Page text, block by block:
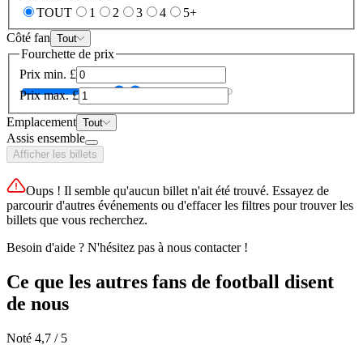
TOUT
1 2 3 4
5+
Côté fan Tout
Fourchette de prix
Prix min. £
Prix max. £
Emplacement Tout
Assis ensemble
Afficher les billets
Oups ! Il semble qu'aucun billet n'ait été trouvé. Essayez de
parcourir d'autres événements ou d'effacer les filtres pour trouver les
billets que vous recherchez.
Besoin d'aide ? N'hésitez pas à nous contacter !
Ce que les autres fans de football disent
de nous
Noté 4,7 / 5